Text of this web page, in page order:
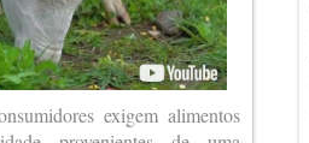
exigem alimentos